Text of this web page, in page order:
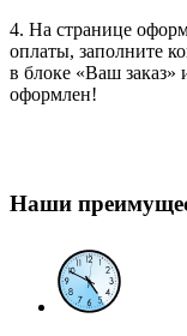
4. На странице
оплаты, заполните
в блоке «Ваш заказ»
оформлен!
Наши